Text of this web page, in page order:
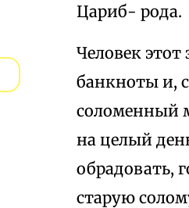
Цариб- рода.
Человек этот
банкноты и,
соломенный
на целый
обрадовать,
старую